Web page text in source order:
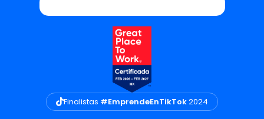
Finalistas #EmprendeEnTikTok2024